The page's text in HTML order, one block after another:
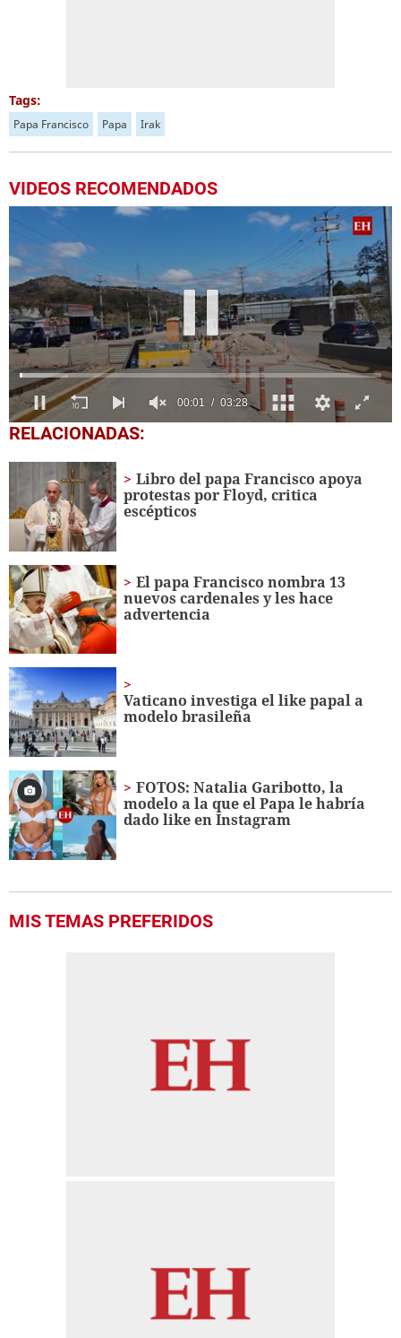
Tags:
Papa Francisco Papa Irak
VIDEOS RECOMENDADOS
0
seconds
minutes,
seconds
RELACIONADAS:
Libro del papa Francisco apoya
protestas por Floyd, critica
escépticos
El papa Francisco nombra 13
nuevos cardenales y les hace
advertencia
Vaticano investiga el like papal a
modelo brasileña
FOTOS: Natalia Garibotto, la
modelo a la que el Papa le habría
dado like en Instagram
MIS TEMAS PREFERIDOS